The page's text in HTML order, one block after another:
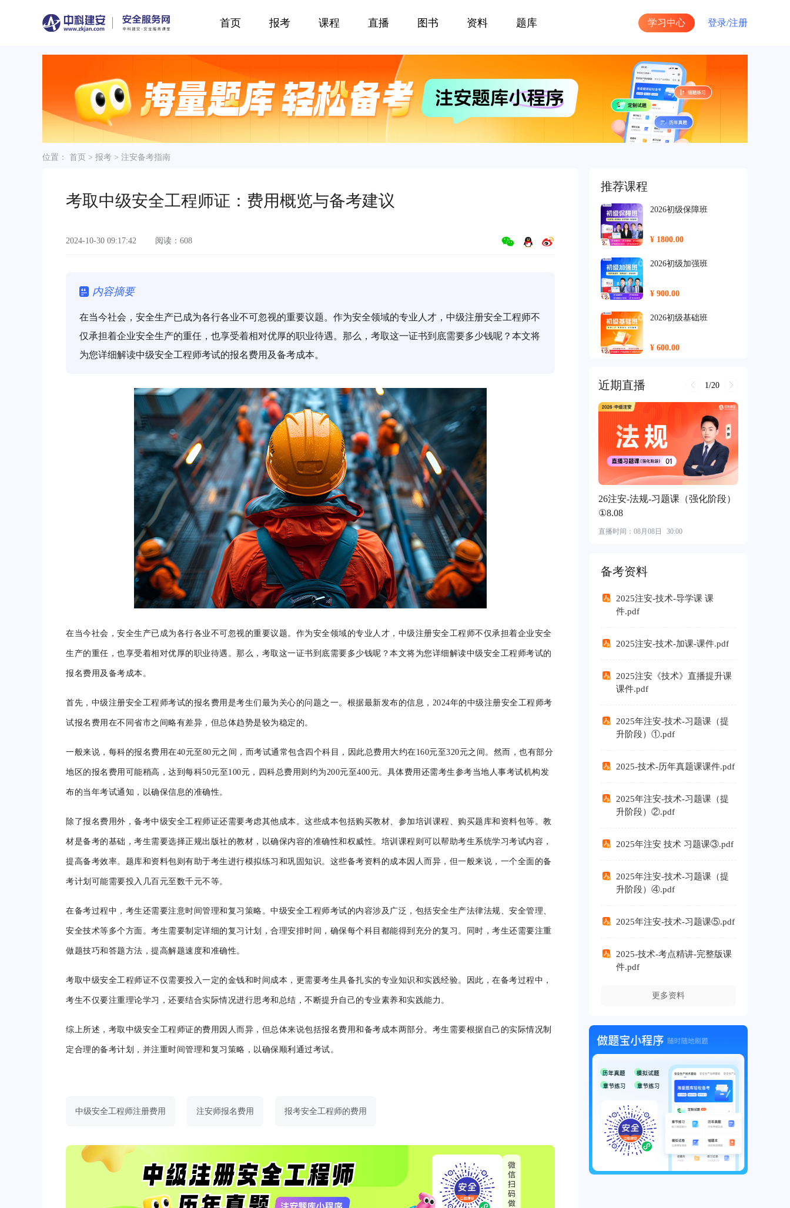
首页 报考 课程 直播 图书 资料 题库 学习中心 登录/注册
位置： 首页 > 报考 > 注安备考指南
考取中级安全工程师证：费用概览与备考建议
2024-10-30 09:17:42 阅读：608
内容摘要
在当今社会，安全生产已成为各行各业不可忽视的重要议题。作为安全领域的专业人才，中级注册安全工程师不
仅承担着企业安全生产的重任，也享受着相对优厚的职业待遇。那么，考取这一证书到底需要多少钱呢？本文将
为您详细解读中级安全工程师考试的报名费用及备考成本。
在当今社会，安全生产已成为各行各业不可忽视的重要议题。作为安全领域的专业人才，中级注册安全工程师不仅承担着企业安全
生产的重任，也享受着相对优厚的职业待遇。那么，考取这一证书到底需要多少钱呢？本文将为您详细解读中级安全工程师考试的
报名费用及备考成本。
首先，中级注册安全工程师考试的报名费用是考生们最为关心的问题之一。根据最新发布的信息，2024年的中级注册安全工程师考
试报名费用在不同省市之间略有差异，但总体趋势是较为稳定的。
一般来说，每科的报名费用在40元至80元之间，而考试通常包含四个科目，因此总费用大约在160元至320元之间。然而，也有部分
地区的报名费用可能稍高，达到每科50元至100元，四科总费用则约为200元至400元。具体费用还需考生参考当地人事考试机构发
布的当年考试通知，以确保信息的准确性。
除了报名费用外，备考中级安全工程师证还需要考虑其他成本。这些成本包括购买教材、参加培训课程、购买题库和资料包等。教
材是备考的基础，考生需要选择正规出版社的教材，以确保内容的准确性和权威性。培训课程则可以帮助考生系统学习考试内容，
提高备考效率。题库和资料包则有助于考生进行模拟练习和巩固知识。这些备考资料的成本因人而异，但一般来说，一个全面的备
考计划可能需要投入几百元至数千元不等。
在备考过程中，考生还需要注意时间管理和复习策略。中级安全工程师考试的内容涉及广泛，包括安全生产法律法规、安全管理、
安全技术等多个方面。考生需要制定详细的复习计划，合理安排时间，确保每个科目都能得到充分的复习。同时，考生还需要注重
做题技巧和答题方法，提高解题速度和准确性。
考取中级安全工程师证不仅需要投入一定的金钱和时间成本，更需要考生具备扎实的专业知识和实践经验。因此，在备考过程中，
考生不仅要注重理论学习，还要结合实际情况进行思考和总结，不断提升自己的专业素养和实践能力。
综上所述，考取中级安全工程师证的费用因人而异，但总体来说包括报名费用和备考成本两部分。考生需要根据自己的实际情况制
定合理的备考计划，并注重时间管理和复习策略，以确保顺利通过考试。
中级安全工程师注册费用 注安师报名费用 报考安全工程师的费用
推荐课程
2026初级保障班
¥ 1800.00
2026初级加强班
¥ 900.00
2026初级基础班
¥ 600.00
¥ 2500.00
2026中级保障班
¥ 2000.00
2026中级加强班
2026中级基础班
近期直播 1/20
26注安-法规-习题课（强化阶段）
①8.08
直播时间： 08月08日 30:00
备考资料
2025注安-技术-导学课 课
件.pdf
2025注安-技术-加课-课件.pdf
2025注安《技术》直播提升课
课件.pdf
2025年注安-技术-习题课（提
升阶段）①.pdf
2025-技术-历年真题课课件.pdf
2025年注安-技术-习题课（提
升阶段）②.pdf
2025年注安 技术 习题课③.pdf
2025年注安-技术-习题课（提
升阶段）④.pdf
2025年注安-技术-习题课⑤.pdf
2025-技术-考点精讲-完整版课
件.pdf
更多资料